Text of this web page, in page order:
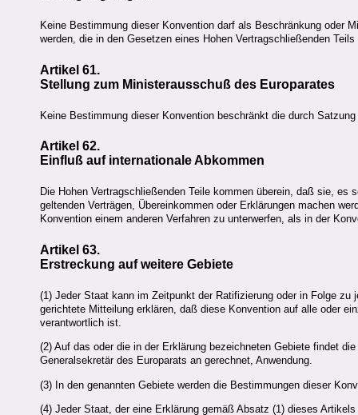
Keine Bestimmung dieser Konvention darf als Beschränkung oder
werden, die in den Gesetzen eines Hohen Vertragschließenden
Artikel 61.
Stellung zum Ministerausschuß des Europarates
Keine Bestimmung dieser Konvention beschränkt die durch
Artikel 62.
Einfluß auf internationale Abkommen
Die Hohen Vertragschließenden Teile kommen überein, daß sie, es
geltenden Verträgen, Übereinkommen oder Erklärungen machen
Konvention einem anderen Verfahren zu unterwerfen, als in der
Artikel 63.
Erstreckung auf weitere Gebiete
(1) Jeder Staat kann im Zeitpunkt der Ratifizierung oder in Folge
gerichtete Mitteilung erklären, daß diese Konvention auf alle oder
verantwortlich ist.
(2) Auf das oder die in der Erklärung bezeichneten Gebiete findet
Generalsekretär des Europarats an gerechnet, Anwendung.
(3) In den genannten Gebiete werden die Bestimmungen dieser
(4) Jeder Staat, der eine Erklärung gemäß Absatz (1) dieses